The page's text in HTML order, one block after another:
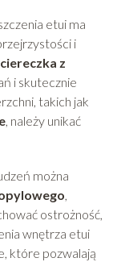
etui ma
i
z
i skutecznie
takich jak
, należy unikać
można
,
ostrożność,
wnętrza etui
które pozwalają